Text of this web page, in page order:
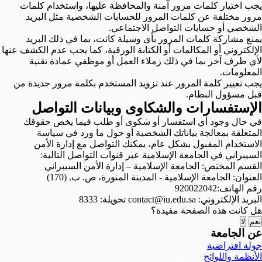
يجب اختيار كلمات مرور آمنة والمحافظة عليها، واستخدام كلمات
مرور مختلفة عن كلمات المرور للحسابات الشخصية مثل البريد
الشخصي أو حسابات التواصل الاجتماعي.
يمنع مشاركة كلمات المرور بأي وسيلة كانت، بما في ذلك البريد
الإلكتروني أو المكالمات أو الكتابة الورقية، كما يجب عدم الكشف عنها
لأي طرف آخر بما في ذلك زملاء العمل أو موظفي عمادة تقنية
المعلومات.
يجب تغيير كلمة المرور عند تزويد المستخدم بكلمة مرور جديدة من
قبل مسؤول النظام.
الإستفسارات والشكاوى وبيانات التواصل
في حال وجود أي استفسار أو شكوى أو طلب فيما يخص حقوقك
المتعلقة بمعالجة بياناتك الشخصية أو حول ما ورد في سياسة
الاستخدام المقبول بشكل عام، يمكنك التواصل مع إدارة الأمن
السيبراني في الجامعة الإسلامية عبر قنوات التواصل التالية:
القسم المختص: الجامعة الإسلامية – إدارة الأمن السيبراني
العنوان: الجامعة الإسلامية - المدينة المنورة، ص. ب. (170)
رقم الهاتف:920022042
البريد الإلكتروني: contact@iu.edu.sa تحويلة: 8333
هل كانت هذه الصفحة مفيدة؟
نعم لا
عن الجامعة
جولة افتراضية
الأنظمة واللوائح